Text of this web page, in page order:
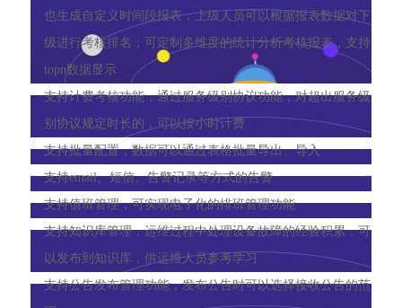
也生成自定义时间段报表，上级人员可以根据报表数据对下
级进行考核排名；可定制多维度的统计分析考核报表，支持
topn数据显示
支持计费考核功能，通过服务级别协议功能，对超出服务级
别协议规定时长的，可以按小时计费
支持批量配置，数据可以通过表格批量导出、导入
支持email、短信、告警记录等方式的告警
支持值班管理，可实现电子化的排班管理功能
支持知识库管理，运维过程中处理设备故障的经验积累，可
以发布到知识库，供运维人员参考学习
支持公告发布管理功能，发布公告时可以选择接收公告的范